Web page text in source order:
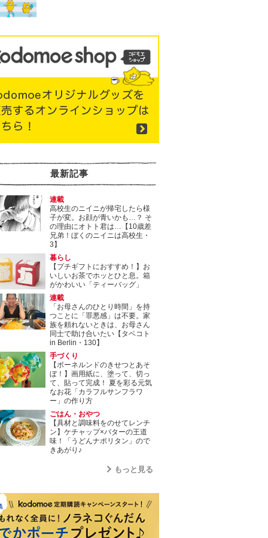
最新記事
連載
高校生のニイニが帰宅したら様
子が変。お顔が青いかも…？ そ
の理由にオトト君は…【10歳差
兄弟！ぼくのニイニは高校生・
3】
暮らし
【プチギフトにおすすめ！】お
いしいお茶でホッとひと息。箱
がかわいい「ティーバッグ」
連載
「お母さんのひとり時間」を持
つことに「罪悪感」は不要。家
族を頼れないときは、お母さん
同士で助け合いたい【タベコト
in Berlin・130】
手づくり
【ボーネルンドのきせつとあそ
ぼ！】画用紙に、塗って、切っ
て、貼って完成！ 夏を彩る元気
なお花「カラフルサンフラワ
ー」の作り方
ごはん・おやつ
【具材と調味料をのせてレンチ
ン】ケチャップ×バターの王道
味！「うどんナポリタン」ので
きあがり♪
もっと見る